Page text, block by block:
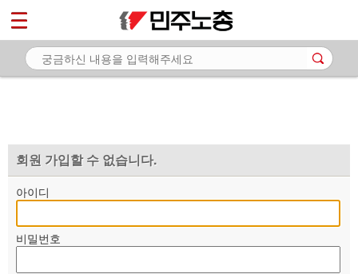
회원 가입할 수 없습니다.
아이디
비밀번호
마이페이지
소개
자료
부설기관